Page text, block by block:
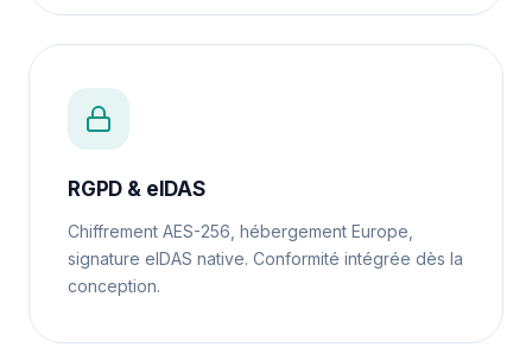
RGPD & eIDAS
Chiffrement AES-256, hébergement Europe,
signature eIDAS native. Conformité intégrée dès la
conception.